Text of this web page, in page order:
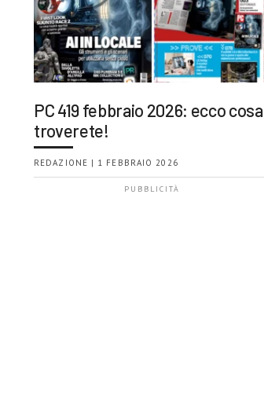
PC 419 febbraio 2026: ecco cosa
troverete!
REDAZIONE | 1 FEBBRAIO 2026